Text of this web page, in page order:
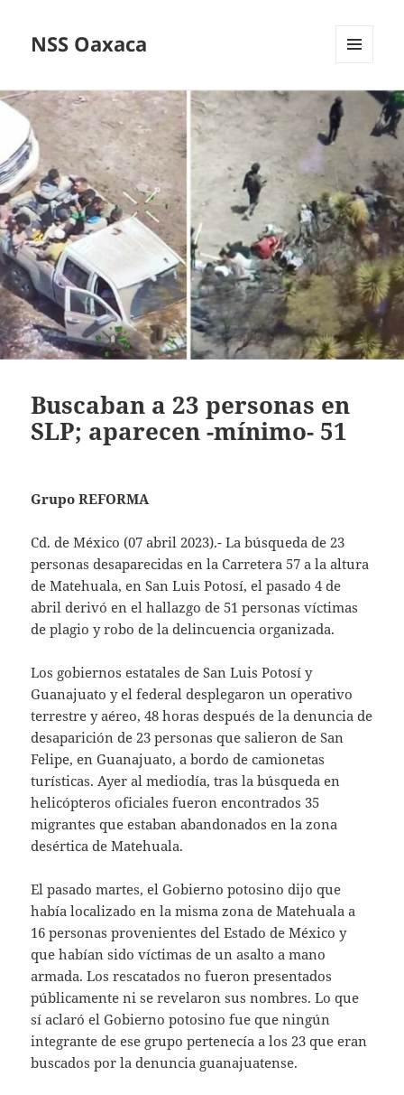
NSS Oaxaca
WIDGETS
Buscaban a 23 personas en
SLP; aparecen -mínimo- 51
Grupo REFORMA
Cd. de México (07 abril 2023).- La búsqueda de 23
personas desaparecidas en la Carretera 57 a la altura
de Matehuala, en San Luis Potosí, el pasado 4 de
abril derivó en el hallazgo de 51 personas víctimas
de plagio y robo de la delincuencia organizada.
Los gobiernos estatales de San Luis Potosí y
Guanajuato y el federal desplegaron un operativo
terrestre y aéreo, 48 horas después de la denuncia de
desaparición de 23 personas que salieron de San
Felipe, en Guanajuato, a bordo de camionetas
turísticas. Ayer al mediodía, tras la búsqueda en
helicópteros oficiales fueron encontrados 35
migrantes que estaban abandonados en la zona
desértica de Matehuala.
El pasado martes, el Gobierno potosino dijo que
había localizado en la misma zona de Matehuala a
16 personas provenientes del Estado de México y
que habían sido víctimas de un asalto a mano
armada. Los rescatados no fueron presentados
públicamente ni se revelaron sus nombres. Lo que
sí aclaró el Gobierno potosino fue que ningún
integrante de ese grupo pertenecía a los 23 que eran
buscados por la denuncia guanajuatense.